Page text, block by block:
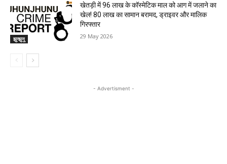
झुन्झुनू
खेतड़ी में 96 लाख के कॉस्मेटिक माल को आग में जलाने का
खेल! 80 लाख का सामान बरामद, ड्राइवर और मालिक
गिरफ्तार
29 May 2026
- Advertisment -